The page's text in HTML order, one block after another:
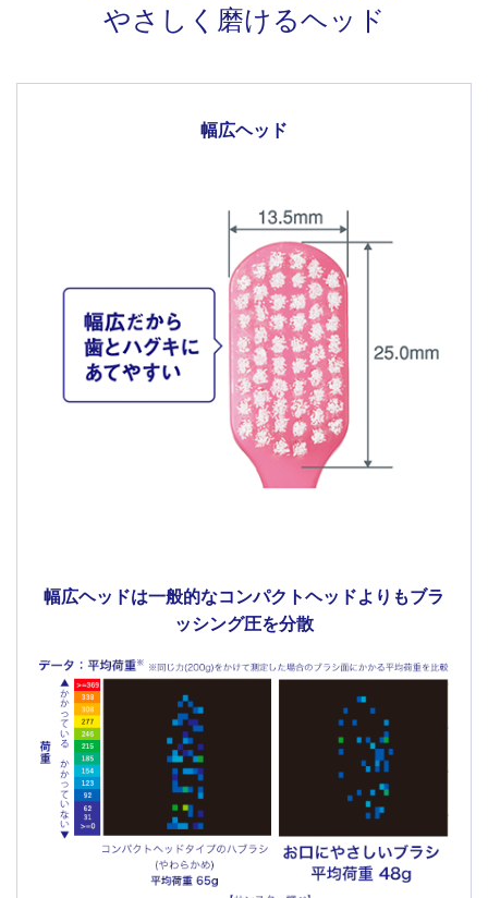
やさしく磨けるヘッド
幅広ヘッド
幅広ヘッドは一般的なコンパクトヘッドよりもブラ
ッシング圧を分散